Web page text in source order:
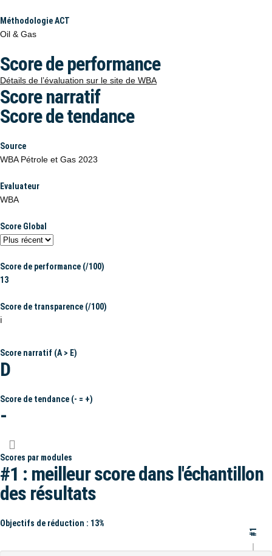
Méthodologie ACT
Oil & Gas
Score de performance
Détails de l’évaluation sur le site de WBA
Score narratif
Score de tendance
Source
WBA Pétrole et Gas 2023
Evaluateur
WBA
Score Global
Score de performance (/100)
13
Score de transparence (/100)
ℹ️
Score narratif (A > E)
D
Score de tendance (- = +)
-
Scores par modules
#1 : meilleur score dans l'échantillon
des résultats
Objectifs de réduction : 13%
#1